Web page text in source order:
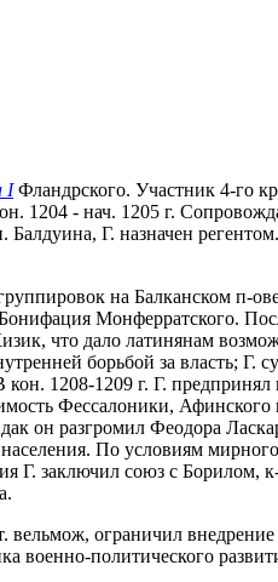
IФландрского. Участник 4-го
1204 - нач. 1205 г.
Г. назначен
на Балканском п-
Монферратского.
что дало латинянам
борьбой за власть; Г.
1208-1209 г. Г.
Фессалоники, Афинского
он разгромил Феодора
По условиям
Г. заключил союз с Борилом,
вельмож, ограничил
военно-политического